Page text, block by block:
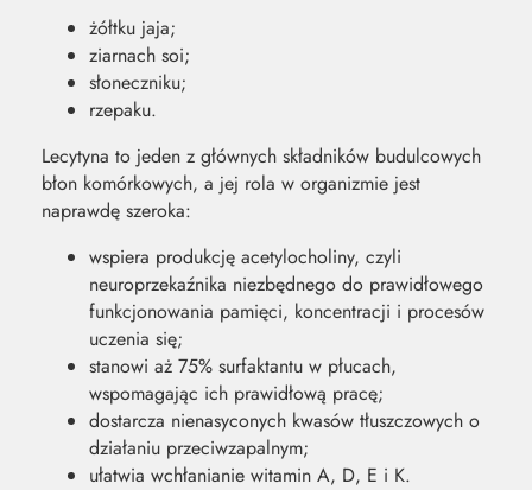
żółtku jaja;
ziarnach soi;
słoneczniku;
rzepaku.
Lecytyna to jeden z głównych składników budulcowych
błon komórkowych, a jej rola w organizmie jest
naprawdę szeroka:
wspiera produkcję acetylocholiny, czyli
neuroprzekaźnika niezbędnego do prawidłowego
funkcjonowania pamięci, koncentracji i procesów
uczenia się;
stanowi aż 75% surfaktantu w płucach,
wspomagając ich prawidłową pracę;
dostarcza nienasyconych kwasów tłuszczowych o
działaniu przeciwzapalnym;
ułatwia wchłanianie witamin A, D, E i K.